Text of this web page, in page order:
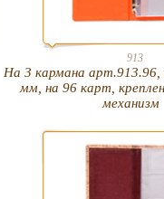
913
На 3 кармана
мм, на 96 карт,
механизм